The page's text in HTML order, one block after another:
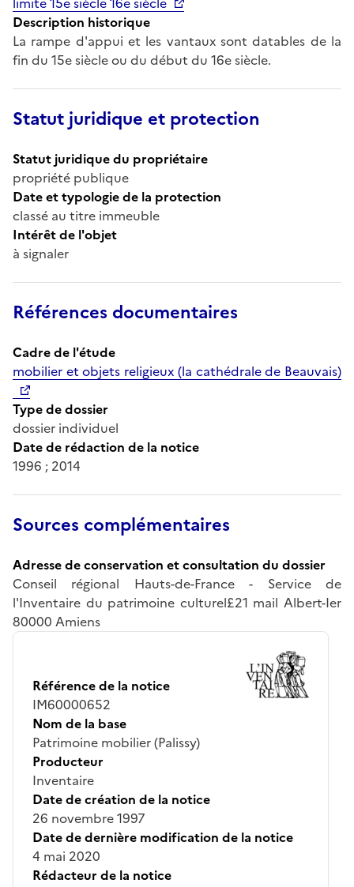
Description historique
La rampe d'appui et les vantaux sont datables de la
fin du 15e siècle ou du début du 16e siècle.
Statut juridique et protection
Statut juridique du propriétaire
propriété publique
Date et typologie de la protection
classé au titre immeuble
Intérêt de l'objet
à signaler
Références documentaires
Cadre de l'étude
mobilier et objets religieux (la cathédrale de Beauvais)
Type de dossier
dossier individuel
Date de rédaction de la notice
1996 ; 2014
Sources complémentaires
Adresse de conservation et consultation du dossier
Conseil régional Hauts-de-France - Service de
l'Inventaire du patrimoine culturel£21 mail Albert-Ier
80000 Amiens
Référence de la notice
IM60000652
Nom de la base
Patrimoine mobilier (Palissy)
Producteur
Inventaire
Date de création de la notice
26 novembre 1997
Date de dernière modification de la notice
4 mai 2020
Rédacteur de la notice